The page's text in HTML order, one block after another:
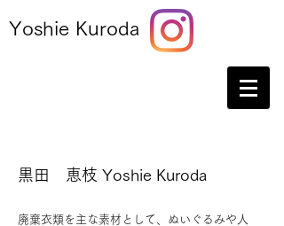
Yoshie Kuroda
黒田 恵枝 Yoshie Kuroda
廃棄衣類を主な素材として、ぬいぐるみや人